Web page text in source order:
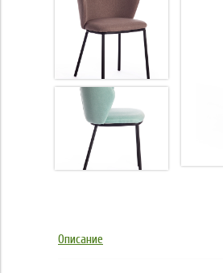
Описание